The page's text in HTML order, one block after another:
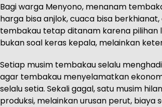
Bagi warga Menyono, menanam
harga bisa anjlok, cuaca bisa
tembakau tetap ditanam karena pilihan
bukan soal keras kepala, melainkan
Setiap musim tembakau selalu
agar tembakau menyelamatkan
selalu setia. Sekali gagal, satu musim
produksi, melainkan urusan perut, biaya